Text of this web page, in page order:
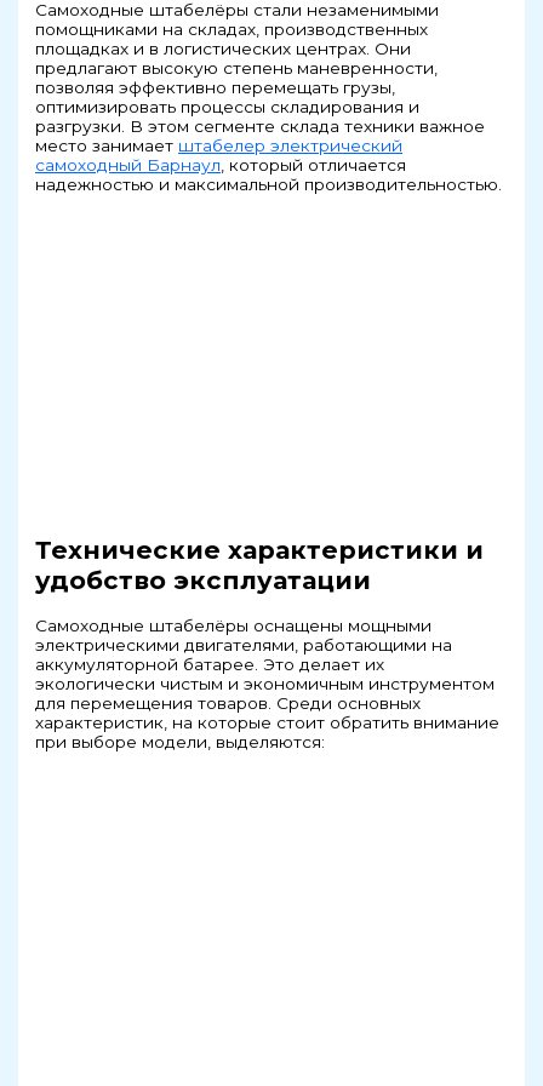
Самоходные штабелёры стали незаменимыми
помощниками на складах, производственных
площадках и в логистических центрах. Они
предлагают высокую степень маневренности,
позволяя эффективно перемещать грузы,
оптимизировать процессы складирования и
разгрузки. В этом сегменте склада техники важное
место занимает штабелер электрический
самоходный Барнаул , который отличается
надежностью и максимальной производительностью.
Технические характеристики и
удобство эксплуатации
Самоходные штабелёры оснащены мощными
электрическими двигателями, работающими на
аккумуляторной батарее. Это делает их
экологически чистым и экономичным инструментом
для перемещения товаров. Среди основных
характеристик, на которые стоит обратить внимание
при выборе модели, выделяются: